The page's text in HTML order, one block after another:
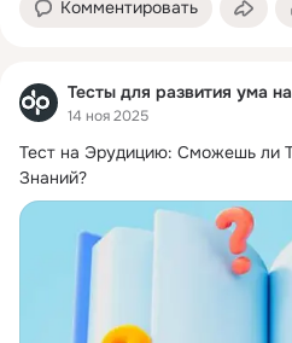
Комментировать
Тесты для развития ума
14 ноя 2025
Тест на Эрудицию: Сможешь ли
Знаний?